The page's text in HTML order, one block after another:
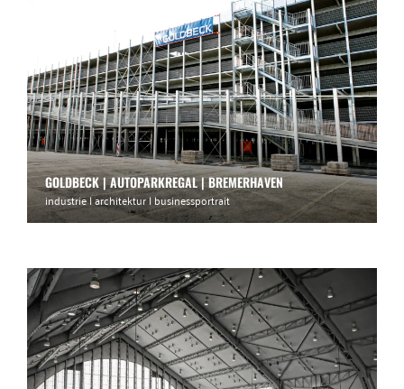
GOLDBECK | AUTOPARKREGAL | BREMERHAVEN
industrie | architektur | businessportrait